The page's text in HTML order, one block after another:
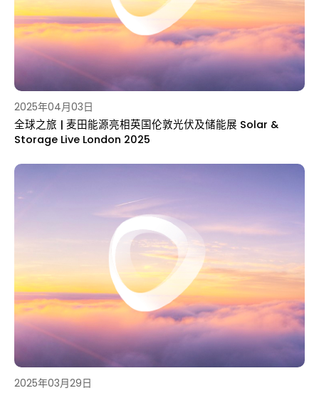
2025年04月03日
全球之旅 | 麦田能源亮相英国伦敦光伏及储能展 Solar &
Storage Live London 2025
2025年03月29日